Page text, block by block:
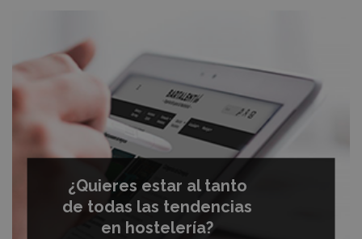
¿Quieres estar al tanto
de todas las tendencias
en hostelería?